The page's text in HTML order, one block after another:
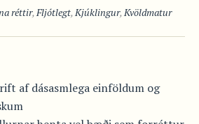
réttir,Fljótlegt,Kjúklingur,Kvöldmatur
af dásasmlega einföldum og